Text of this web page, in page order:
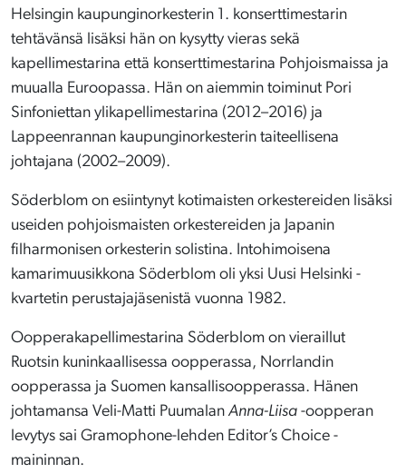
Helsingin kaupunginorkesterin 1. konserttimestarin
tehtävänsä lisäksi hän on kysytty vieras sekä
kapellimestarina että konserttimestarina Pohjoismaissa ja
muualla Euroopassa. Hän on aiemmin toiminut Pori
Sinfoniettan ylikapellimestarina (2012–2016) ja
Lappeenrannan kaupunginorkesterin taiteellisena
johtajana (2002–2009).
Söderblom on esiintynyt kotimaisten orkestereiden lisäksi
useiden pohjoismaisten orkestereiden ja Japanin
filharmonisen orkesterin solistina. Intohimoisena
kamarimuusikkona Söderblom oli yksi Uusi Helsinki -
kvartetin perustajajäsenistä vuonna 1982.
Oopperakapellimestarina Söderblom on vieraillut
Ruotsin kuninkaallisessa oopperassa, Norrlandin
oopperassa ja Suomen kansallisoopperassa. Hänen
johtamansa Veli-Matti Puumalan Anna-Liisa -oopperan
levytys sai Gramophone-lehden Editor’s Choice -
maininnan.